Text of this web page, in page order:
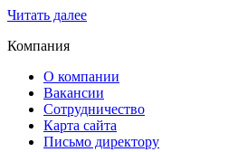
Читать далее
Компания
О компании
Вакансии
Сотрудничество
Карта сайта
Письмо директору